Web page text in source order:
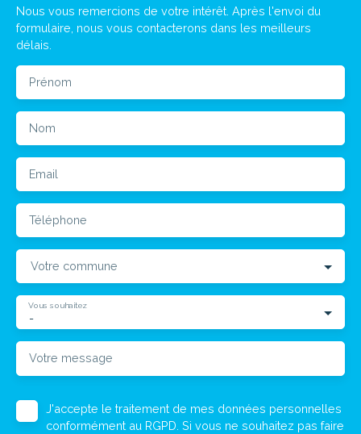
Nous vous remercions de votre intérêt. Après l'envoi du
formulaire, nous vous contacterons dans les meilleurs
délais.
Prénom
Nom
Email
Téléphone
Votre commune
-
Vous souhaitez
Votre message
J'accepte le traitement de mes données personnelles
conformément au RGPD. Si vous ne souhaitez pas faire